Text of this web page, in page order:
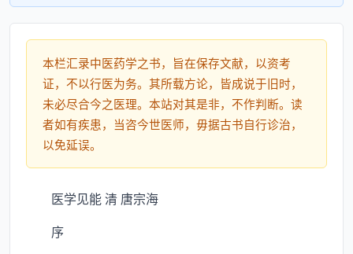
本栏汇录中医药学之书，旨在保存文献，以资考
证，不以行医为务。其所载方论，皆成说于旧时，
未必尽合今之医理。本站对其是非，不作判断。读
者如有疾患，当咨今世医师，毋据古书自行诊治，
以免延误。
医学见能 清 唐宗海
序